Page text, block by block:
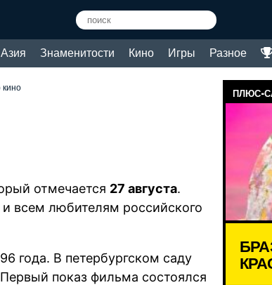
Азия Знаменитости Кино Игры Разное
кино
отмечается 27 августа.
всем любителям российского
года. В петербургском саду
показ фильма состоялся
ПЛЮС-